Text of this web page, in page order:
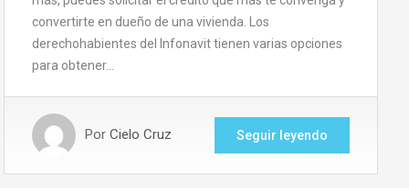
convertirte en dueño de una vivienda. Los
derechohabientes del Infonavit tienen varias opciones
para obtener…
Por Cielo Cruz Seguir leyendo